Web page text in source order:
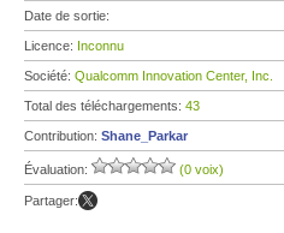
Date de sortie:
Licence: Inconnu
Société: Qualcomm Innovation Center, Inc.
Total des téléchargements: 43
Contribution: Shane_Parkar
Évaluation: (0 voix)
Partager: